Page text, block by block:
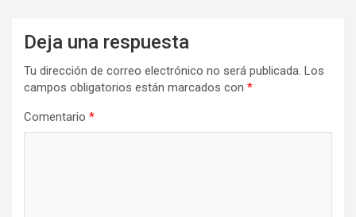
Deja una respuesta
Tu dirección de correo electrónico no será publicada. Los
campos obligatorios están marcados con *
Comentario *